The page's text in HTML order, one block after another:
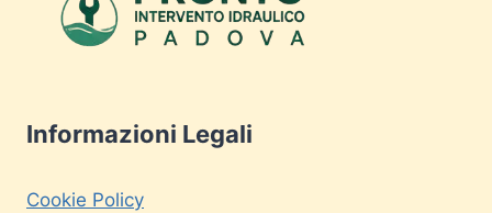
Informazioni Legali
Cookie Policy